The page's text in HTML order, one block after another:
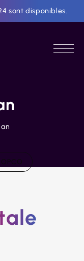
sont disponibles.